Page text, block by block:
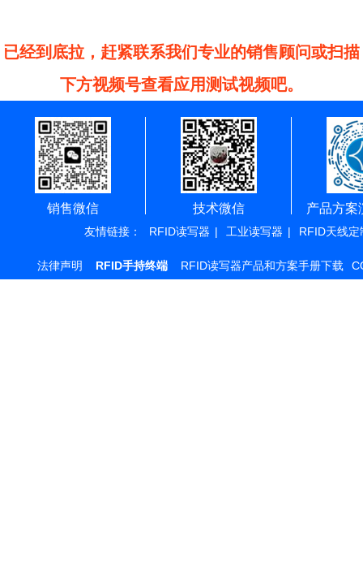
已经到底拉，赶紧联系我们专业的销售顾问或扫描
下方视频号查看应用测试视频吧。
销售微信 技术微信 产品方案
友情链接： RFID读写器 | 工业读写器 | RFID天线定
法律声明 RFID手持终端 RFID读写器产品和方案手册下载